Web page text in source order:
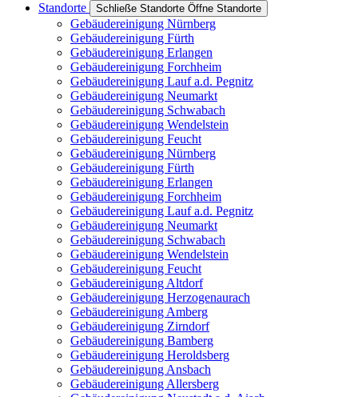
Standorte
Schließe Standorte Öffne Standorte
Gebäudereinigung Nürnberg
Gebäudereinigung Fürth
Gebäudereinigung Erlangen
Gebäudereinigung Forchheim
Gebäudereinigung Lauf a.d. Pegnitz
Gebäudereinigung Neumarkt
Gebäudereinigung Schwabach
Gebäudereinigung Wendelstein
Gebäudereinigung Feucht
Gebäudereinigung Nürnberg
Gebäudereinigung Fürth
Gebäudereinigung Erlangen
Gebäudereinigung Forchheim
Gebäudereinigung Lauf a.d. Pegnitz
Gebäudereinigung Neumarkt
Gebäudereinigung Schwabach
Gebäudereinigung Wendelstein
Gebäudereinigung Feucht
Gebäudereinigung Altdorf
Gebäudereinigung Herzogenaurach
Gebäudereinigung Amberg
Gebäudereinigung Zirndorf
Gebäudereinigung Bamberg
Gebäudereinigung Heroldsberg
Gebäudereinigung Ansbach
Gebäudereinigung Allersberg